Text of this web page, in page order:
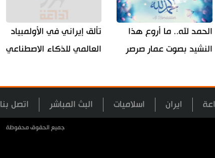
الحمد لله.. ما أروع هذا
النشيد بصوت عمار صرصر
تألق إيراني في الأولمبياد
العالمي للذكاء الاصطناعي
ايران اسلاميات البث المباشر اتصل بنا
جميع الحقوق محفوظة